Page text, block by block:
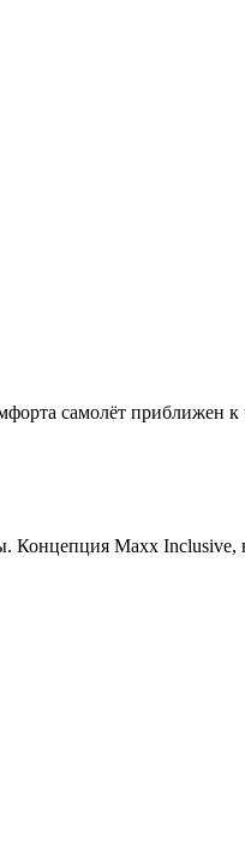
самолёт приближен к
Концепция Maxx